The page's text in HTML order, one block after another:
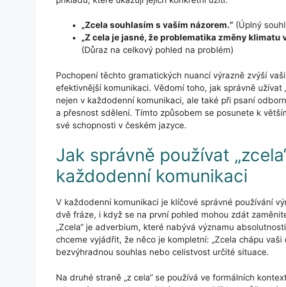
„Zcela souhlasím s vaším názorem.“ (Úplný
„Z cela je jasné, že problematika změny
(Důraz na celkový pohled na problém)
Pochopení těchto gramatických nuancí výrazně zvýší
efektivnější komunikaci. Vědomí toho, jak správně užívat
nejen v každodenní komunikaci, ale také při psaní
a přesnost sdělení. Tímto způsobem se posunete k
své schopnosti v českém jazyce.
Jak správně používat
každodenní komunikaci
V každodenní komunikaci je klíčové správné používání
dvě fráze, i když se na první pohled mohou zdát
„Zcela“ je adverbium, které nabývá významu
chceme vyjádřit, že něco je kompletní: „Zcela chápu vaši
bezvýhradnou souhlas nebo celistvost určité situace.
Na druhé straně „z cela“ se používá ve formálních